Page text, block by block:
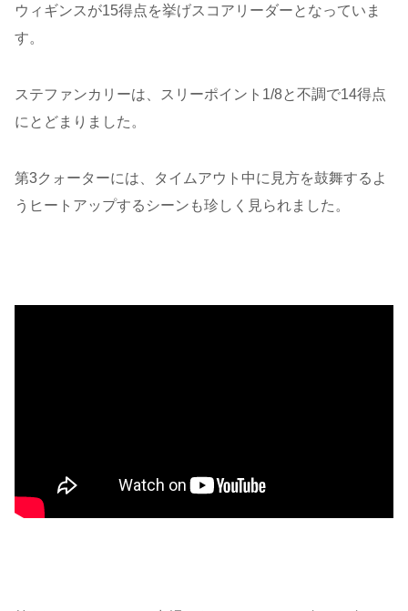
ウィギンスが15得点を挙げスコアリーダーとなっていま
す。
ステファンカリーは、スリーポイント1/8と不調で14得点
にとどまりました。
第3クォーターには、タイムアウト中に見方を鼓舞するよ
うヒートアップするシーンも珍しく見られました。